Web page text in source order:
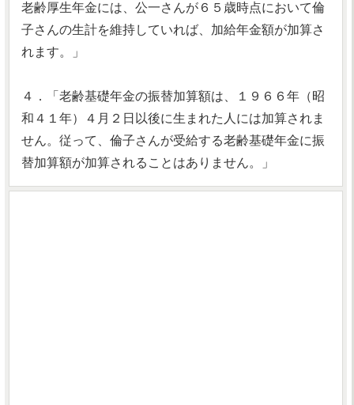
老齢厚生年金には、公一さんが６５歳時点において倫
子さんの生計を維持していれば、加給年金額が加算さ
れます。」
４．「老齢基礎年金の振替加算額は、１９６６年（昭
和４１年）４月２日以後に生まれた人には加算されま
せん。従って、倫子さんが受給する老齢基礎年金に振
替加算額が加算されることはありません。」